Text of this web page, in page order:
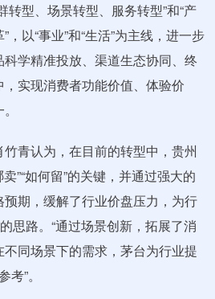
转型、场景转型、服务转型”和“产
以“事业”和“生活”为主线，进一步
学精准投放、渠道生态协同、终
实现消费者功能价值、体验价
青认为，在目前的转型中，贵州
”“如何留”的关键，并通过强大的
期，缓解了行业价盘压力，为行
思路。“通过场景创新，拓展了消
同场景下的需求，茅台为行业提
”。